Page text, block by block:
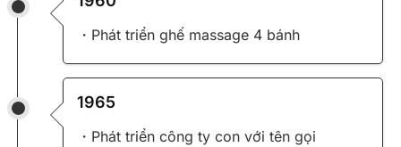
・Phát triển ghế massage 4 bánh
1965
・Phát triển công ty con với tên gọi